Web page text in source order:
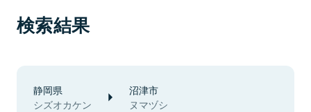
検索結果
静岡県
シズオカケン
沼津市
ヌマヅシ